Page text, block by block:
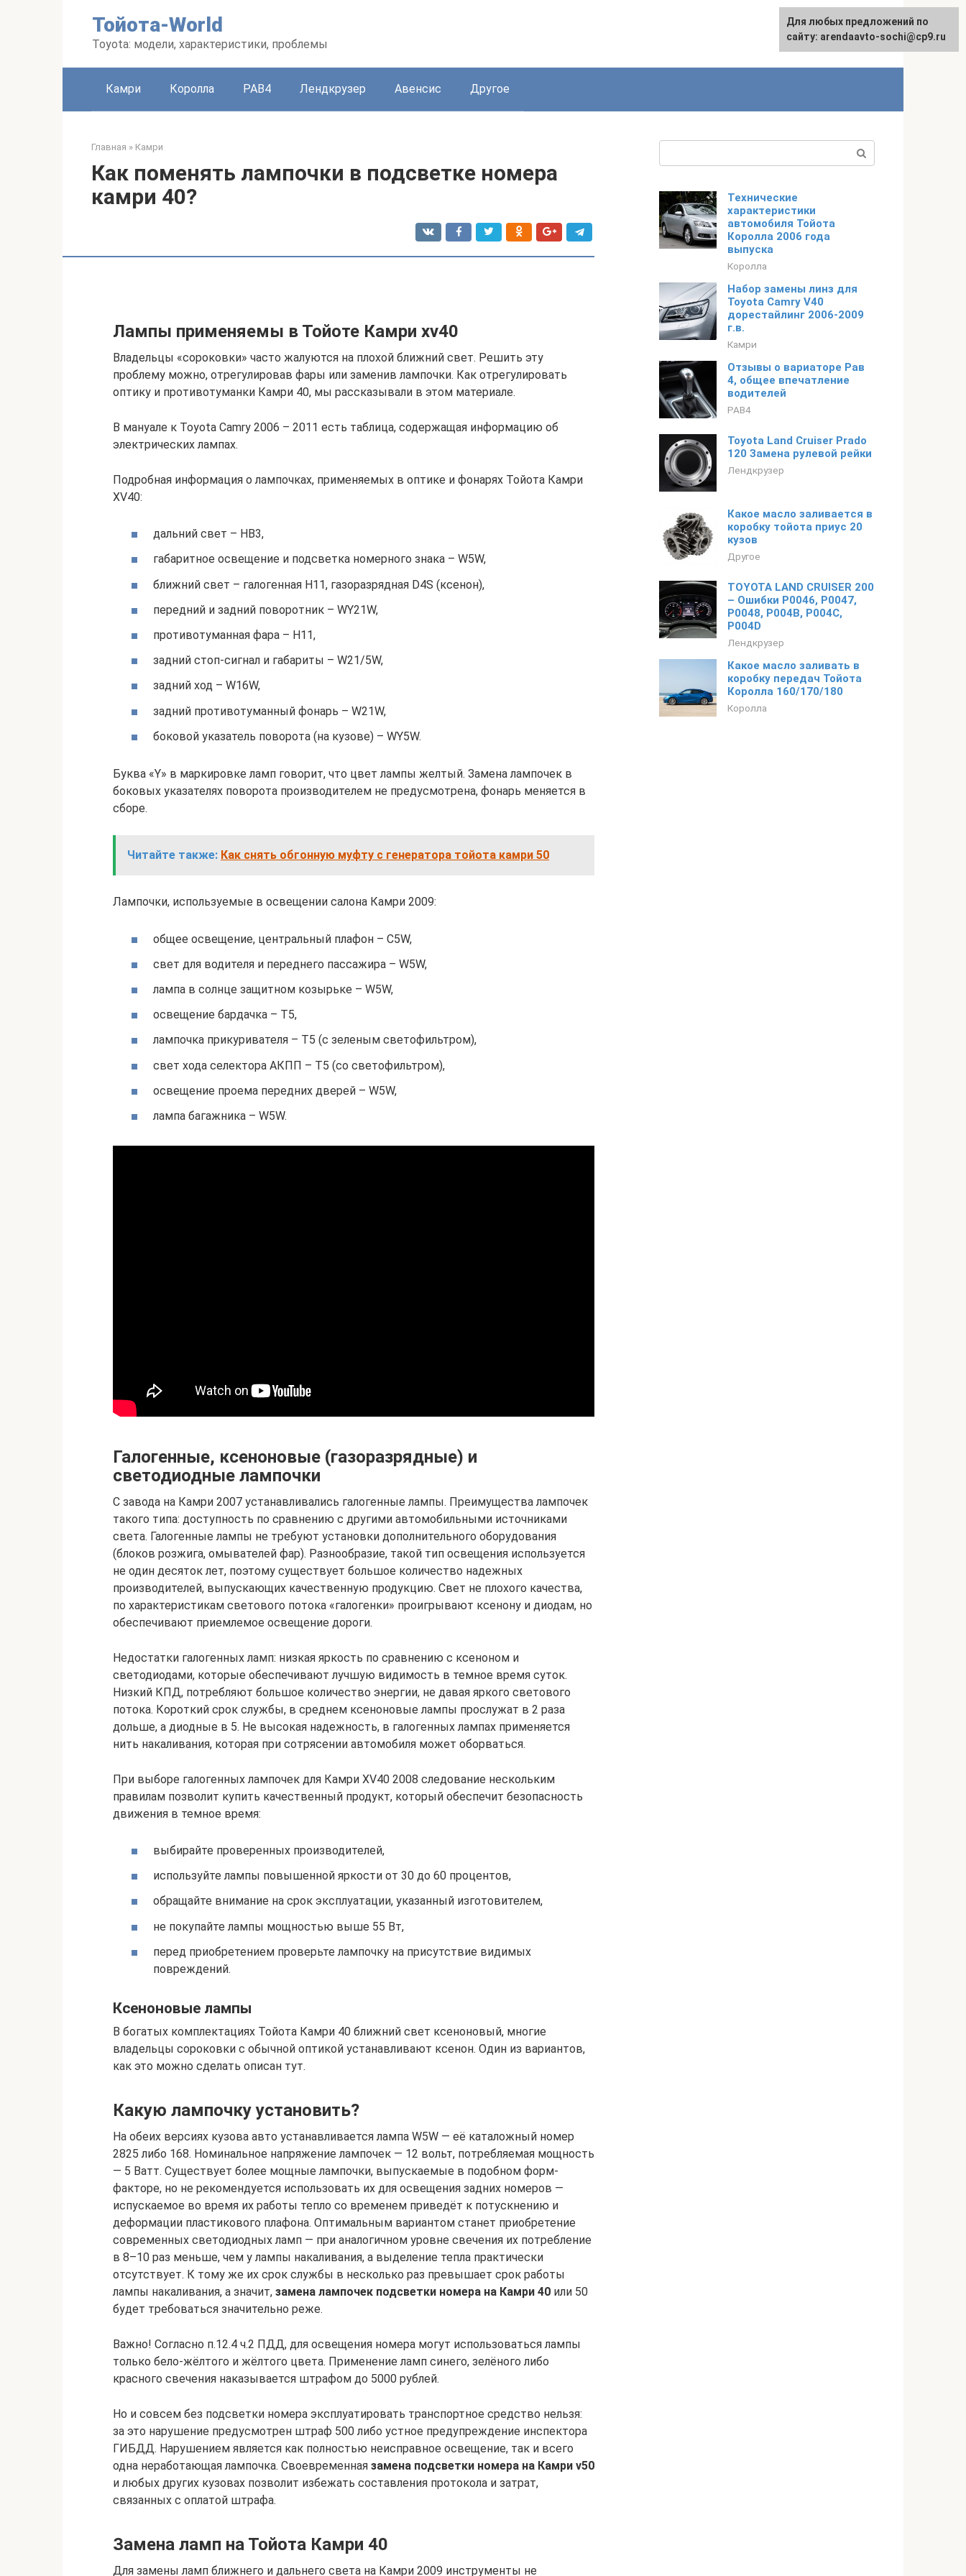
Тойота-World
Toyota: модели, характеристики, проблемы
English
Камри Королла РАВ4 Лендкрузер Авенсис Другое
Главная » Камри
Как поменять лампочки в подсветке номера
камри 40?
Лампы применяемы в Тойоте Камри xv40
Владельцы «сороковки» часто жалуются на плохой ближний свет. Решить эту
проблему можно, отрегулировав фары или заменив лампочки. Как отрегулировать
оптику и противотуманки Камри 40, мы рассказывали в этом материале.
В мануале к Toyota Camry 2006 – 2011 есть таблица, содержащая информацию об
электрических лампах.
Подробная информация о лампочках, применяемых в оптике и фонарях Тойота Камри
XV40:
дальний свет – HB3,
габаритное освещение и подсветка номерного знака – W5W,
ближний свет – галогенная Н11, газоразрядная D4S (ксенон),
передний и задний поворотник – WY21W,
противотуманная фара – H11,
задний стоп-сигнал и габариты – W21/5W,
задний ход – W16W,
задний противотуманный фонарь – W21W,
боковой указатель поворота (на кузове) – WY5W.
Буква «Y» в маркировке ламп говорит, что цвет лампы желтый. Замена лампочек в
боковых указателях поворота производителем не предусмотрена, фонарь меняется в
сборе.
Читайте также: Как снять обгонную муфту с генератора тойота камри 50
Лампочки, используемые в освещении салона Камри 2009:
общее освещение, центральный плафон – C5W,
свет для водителя и переднего пассажира – W5W,
лампа в солнце защитном козырьке – W5W,
освещение бардачка – T5,
лампочка прикуривателя – Т5 (с зеленым светофильтром),
свет хода селектора АКПП – Т5 (со светофильтром),
освещение проема передних дверей – W5W,
лампа багажника – W5W.
Галогенные, ксеноновые (газоразрядные) и
светодиодные лампочки
С завода на Камри 2007 устанавливались галогенные лампы. Преимущества лампочек
такого типа: доступность по сравнению с другими автомобильными источниками
света. Галогенные лампы не требуют установки дополнительного оборудования
(блоков розжига, омывателей фар). Разнообразие, такой тип освещения используется
не один десяток лет, поэтому существует большое количество надежных
производителей, выпускающих качественную продукцию. Свет не плохого качества,
по характеристикам светового потока «галогенки» проигрывают ксенону и диодам, но
обеспечивают приемлемое освещение дороги.
Недостатки галогенных ламп: низкая яркость по сравнению с ксеноном и
светодиодами, которые обеспечивают лучшую видимость в темное время суток.
Низкий КПД, потребляют большое количество энергии, не давая яркого светового
потока. Короткий срок службы, в среднем ксеноновые лампы прослужат в 2 раза
дольше, а диодные в 5. Не высокая надежность, в галогенных лампах применяется
нить накаливания, которая при сотрясении автомобиля может оборваться.
При выборе галогенных лампочек для Камри XV40 2008 следование нескольким
правилам позволит купить качественный продукт, который обеспечит безопасность
движения в темное время:
выбирайте проверенных производителей,
используйте лампы повышенной яркости от 30 до 60 процентов,
обращайте внимание на срок эксплуатации, указанный изготовителем,
не покупайте лампы мощностью выше 55 Вт,
перед приобретением проверьте лампочку на присутствие видимых
повреждений.
Ксеноновые лампы
В богатых комплектациях Тойота Камри 40 ближний свет ксеноновый, многие
владельцы сороковки с обычной оптикой устанавливают ксенон. Один из вариантов,
как это можно сделать описан тут.
Какую лампочку установить?
На обеих версиях кузова авто устанавливается лампа W5W — её каталожный номер
2825 либо 168. Номинальное напряжение лампочек — 12 вольт, потребляемая мощность
— 5 Ватт. Существует более мощные лампочки, выпускаемые в подобном форм-
факторе, но не рекомендуется использовать их для освещения задних номеров —
испускаемое во время их работы тепло со временем приведёт к потускнению и
деформации пластикового плафона. Оптимальным вариантом станет приобретение
современных светодиодных ламп — при аналогичном уровне свечения их потребление
в 8–10 раз меньше, чем у лампы накаливания, а выделение тепла практически
отсутствует. К тому же их срок службы в несколько раз превышает срок работы
лампы накаливания, а значит, замена лампочек подсветки номера на Камри 40 или 50
будет требоваться значительно реже.
Важно! Согласно п.12.4 ч.2 ПДД, для освещения номера могут использоваться лампы
только бело-жёлтого и жёлтого цвета. Применение ламп синего, зелёного либо
красного свечения наказывается штрафом до 5000 рублей.
Но и совсем без подсветки номера эксплуатировать транспортное средство нельзя:
за это нарушение предусмотрен штраф 500 либо устное предупреждение инспектора
ГИБДД. Нарушением является как полностью неисправное освещение, так и всего
одна неработающая лампочка. Своевременная замена подсветки номера на Камри v50
и любых других кузовах позволит избежать составления протокола и затрат,
связанных с оплатой штрафа.
Замена ламп на Тойота Камри 40
Для замены ламп ближнего и дальнего света на Камри 2009 инструменты не
Технические
характеристики
автомобиля Тойота
Королла 2006 года
выпуска
Королла
Набор замены линз для
Toyota Camry V40
дорестайлинг 2006-2009
г.в.
Камри
Отзывы о вариаторе Рав
4, общее впечатление
водителей
РАВ4
Toyota Land Cruiser Prado
120 Замена рулевой рейки
Лендкрузер
Какое масло заливается в
коробку тойота приус 20
кузов
Другое
TOYOTA LAND CRUISER 200
– Ошибки P0046, P0047,
P0048, P004B, P004C,
P004D
Лендкрузер
Какое масло заливать в
коробку передач Тойота
Королла 160/170/180
Королла
Для любых предложений по
сайту: arendaavto-sochi@cp9.ru